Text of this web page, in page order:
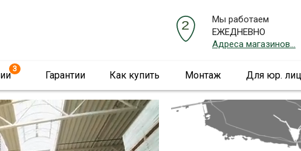
Мы работаем
ЕЖЕДНЕВНО
Адреса магазинов...
3
Гарантии Как купить Монтаж Для юр. лиц